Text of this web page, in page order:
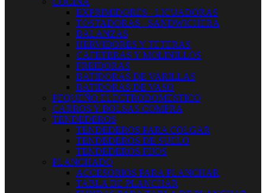
EXPRIMIDORES - LICUADORAS
TOSTADORAS - SANDWICHERA
BALANZAS
HERVIDORES Y TETERAS
CAFETERAS Y MOLINILLOS
FREIDORAS
BATIDORAS DE VARILLAS
BATIDORAS DE VASO
PEQUEÑO ELECTRODOMESTICO
CARROS Y BOLSAS COMPRA
TENDEDEROS
TENDEDEROS PARA COLGAR
TENDEDEROS DE SUELO
TENDEDEROS FIJOS
PLANCHADO
ACCESORIOS PARA PLANCHAR
TABLA DE PLANCHAR